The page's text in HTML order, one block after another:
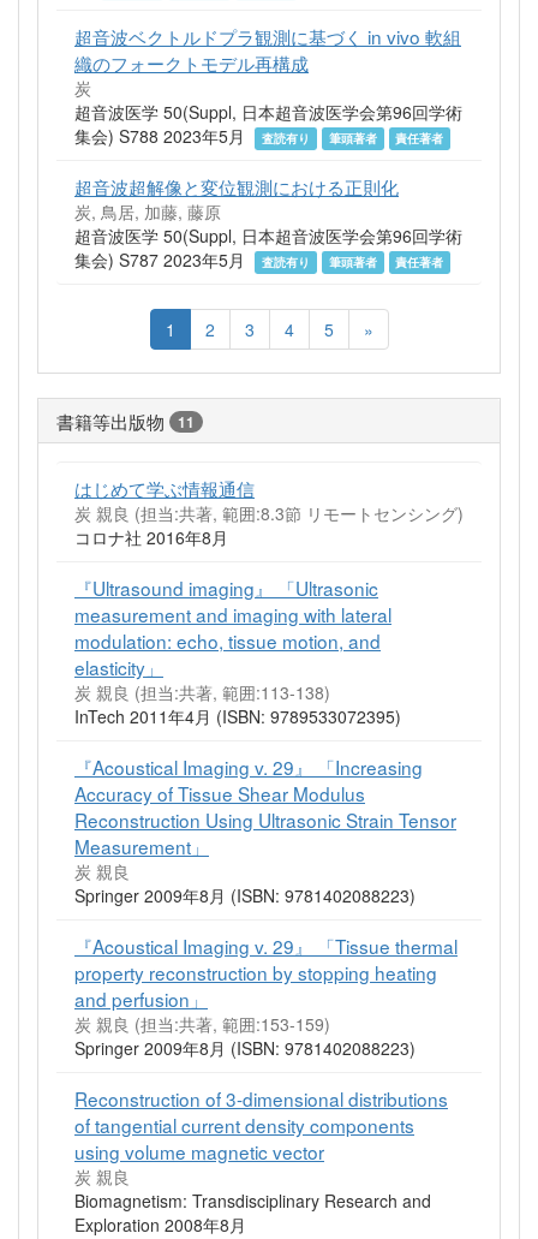
超音波ベクトルドプラ観測に基づく in vivo 軟組
織のフォークトモデル再構成
炭
超音波医学 50(Suppl, 日本超音波医学会第96回学術
集会) S788 2023年5月
査読有り 筆頭著者 責任著者
超音波超解像と変位観測における正則化
炭, 鳥居, 加藤, 藤原
超音波医学 50(Suppl, 日本超音波医学会第96回学術
集会) S787 2023年5月
査読有り 筆頭著者 責任著者
1 2 3 4 5 »
書籍等出版物 11
はじめて学ぶ情報通信
炭 親良 (担当:共著, 範囲:8.3節 リモートセンシング)
コロナ社 2016年8月
『Ultrasound imaging』 「Ultrasonic
measurement and imaging with lateral
modulation: echo, tissue motion, and
elasticity」
炭 親良 (担当:共著, 範囲:113-138)
InTech 2011年4月 (ISBN: 9789533072395)
『Acoustical Imaging v. 29』 「Increasing
Accuracy of Tissue Shear Modulus
Reconstruction Using Ultrasonic Strain Tensor
Measurement」
炭 親良
Springer 2009年8月 (ISBN: 9781402088223)
『Acoustical Imaging v. 29』 「Tissue thermal
property reconstruction by stopping heating
and perfusion」
炭 親良 (担当:共著, 範囲:153-159)
Springer 2009年8月 (ISBN: 9781402088223)
Reconstruction of 3-dimensional distributions
of tangential current density components
using volume magnetic vector
炭 親良
Biomagnetism: Transdisciplinary Research and
Exploration 2008年8月